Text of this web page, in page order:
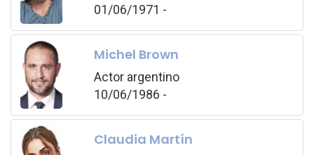
01/06/1971 -
Michel Brown
Actor argentino
10/06/1986 -
Claudia Martín